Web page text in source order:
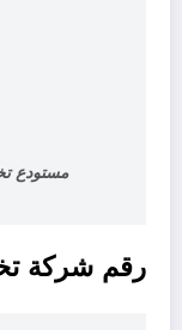
مستودع
رقم شركة